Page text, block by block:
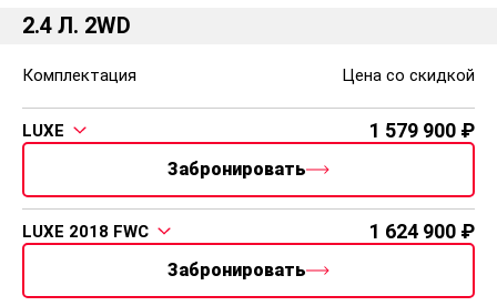
2.4 Л. 2WD
Комплектация Цена со скидкой
LUXE 1 579 900
Забронировать
LUXE 2018 FWC 1 624 900
Забронировать